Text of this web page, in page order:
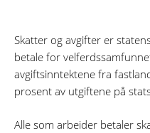
Skatter og avgifter er
betale for
avgiftsinntektene fra
prosent av utgiftene på
Alle som arbeider betaler